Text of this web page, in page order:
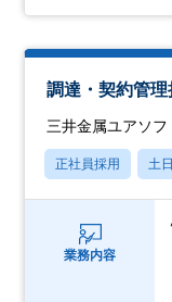
調達・契約管理
三井金属ユアソフ
正社員採用 土
業務内容